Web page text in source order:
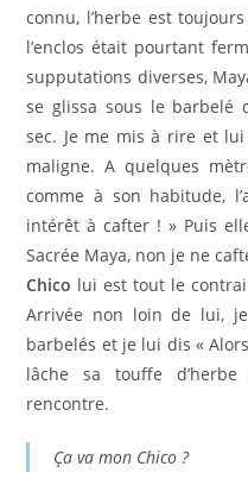
connu, l’herbe est
l’enclos était pourtant
supputations diverses,
se glissa sous le barbelé
sec. Je me mis à rire et
maligne. A quelques
comme à son habitude,
intérêt à cafter ! » Puis
Sacrée Maya, non je ne
Chico lui est tout le
Arrivée non loin de lui,
barbelés et je lui dis «
lâche sa touffe
rencontre.
Ça va mon Chico ?